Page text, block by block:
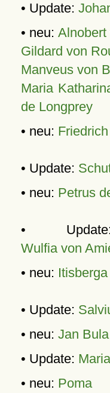
• Update:
• neu: Alnobert
Gildard von
Manveus von
Maria
de Longprey
• neu:
• Update:
• neu: Petrus
•
Wulfia von
• neu:
• Update:
• neu: Jan
• Update:
• neu: Poma